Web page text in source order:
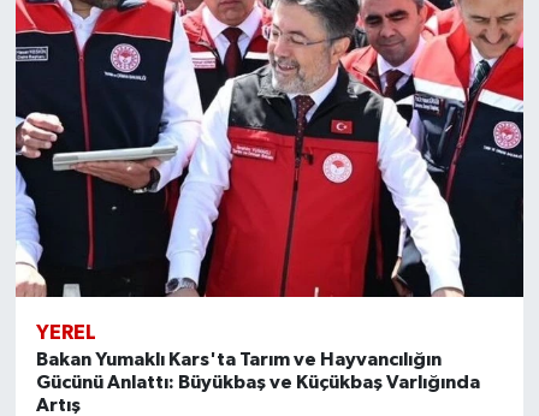
YEREL
Bakan Yumaklı Kars'ta Tarım ve Hayvancılığın
Gücünü Anlattı: Büyükbaş ve Küçükbaş Varlığında
Artış